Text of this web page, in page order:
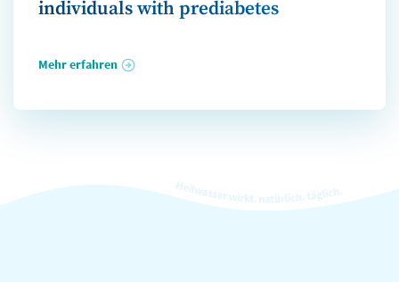
individuals with prediabetes
Mehr erfahren